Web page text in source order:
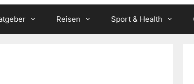
Reisen Sport & Health